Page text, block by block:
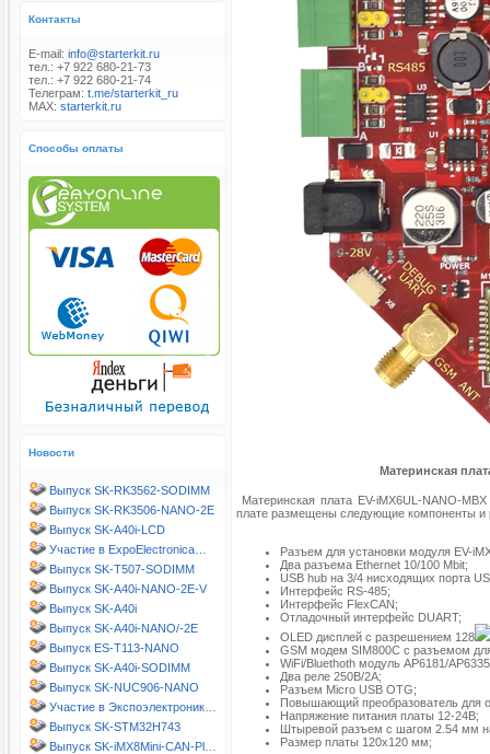
Контакты
E-mail: info@starterkit.ru
тел.: +7 922 680-21-73
тел.: +7 922 680-21-74
Телеграм: t.me/starterkit_ru
MAX: starterkit.ru
Способы оплаты
Новости
Выпуск SK-RK3562-SODIMM
Выпуск SK-RK3506-NANO-2E
Выпуск SK-A40i-LCD
Участие в ExpoElectronica…
Выпуск SK-T507-SODIMM
Выпуск SK-A40i-NANO-2E-V
Выпуск SK-A40i
Выпуск SK-A40i-NANO/-2E
Выпуск ES-T113-NANO
Выпуск SK-A40i-SODIMM
Выпуск SK-NUC906-NANO
Участие в Экспоэлектроник…
Выпуск SK-STM32H743
Выпуск SK-iMX8Mini-CAN-Pl…
Материнская
Материнская плата EV-iMX6UL-NANO-
плате размещены следующие компоненты и
Разъем для установки модуля EV-
Два разъема Ethernet 10/100 Mbit;
USB hub на 3/4 нисходящих порта
Интерфейс RS-485;
Интерфейс FlexCAN;
Отладочный интерфейс DUART;
OLED дисплей с разрешением 128
GSM модем SIM800C с разъемом
WiFi/Bluethoth модуль AP6181/
Два реле 250В/2А;
Разъем Micro USB OTG;
Повышающий преобразователь для
Напряжение питания платы 12-24В;
Штыревой разъем с шагом 2.54 мм
Размер платы 120х120 мм;